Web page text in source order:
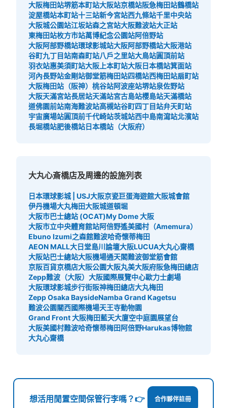
大阪メトロ御堂筋線心斎橋駅北改札内B2
Fコインロッカー⑥
从大阪メトロ御堂筋線心斎橋駅站步行分钟。
本日營業時間:11:00〜20:00
北改札内B2F 四ツ橋線・長堀鶴見緑地線の連絡通路にある
可保管的行李數
中等的:3/ ¥600小的:66/ ¥400
付款方式
現金
查看此投幣式儲物櫃的位置
大阪メトロ御堂筋線心斎橋駅北改札内コイ
ンロッカー⑥
从大阪メトロ御堂筋線心斎橋駅站步行分钟。
本日營業時間:11:00〜20:00
北改札内・B2階 四ツ橋線と長堀鶴見緑地線の連絡通路を
大阪梅田站堺筋本町站大阪站京橋站阪急梅田站鶴橋站
淀屋橋站本町站十三站新今宮站西九條站千里中央站
大阪城公園站江坂站森之宮站大阪難波站大正站
東梅田站枚方市站萬博紀念公園站阿倍野站
大阪阿部野橋站環球影城站大阪阿部野橋站大阪港站
谷町九丁目站南森町站八戶之里站大鳥站圓頂前站
羽衣站惠美須町站大阪上本町站大阪日本橋站箕面站
河內長野站金剛站御堂筋梅田站四橋站西梅田站扇町站
大阪梅田站（阪神） 桃谷站阿波座站堺站泉佐野站
大阪天滿宮站長居站天滿站宮古島站櫻島站天滿橋站
道佛園前站南海難波站高槻站谷町四丁目站弁天町站
宇宙廣場站圓頂前千代崎站茨城站西中島南瀉站北濱站
長堀橋站肥後橋站日本橋站（大阪府）
大丸心斎橋店及周邊的設施列表
日本環球影城 | USJ大阪京瓷巨蛋海遊館大阪城會館
伊丹機場大丸梅田大阪城道頓堀
大阪市巴士總站 (OCAT)My Dome 大阪
大阪市立中央體育館站阿倍野遙美國村（Amemura）
Ebuno Izumi之森館難波哈奇懷蒂梅田
AEON MALL大日堂島川論壇大阪LUCUA大丸心齋橋
大阪站巴士總站大阪機場通天閣難波御堂筋會館
京阪百貨京橋店大阪公園大阪丸美大阪府阪急梅田總店
Zepp難波（大阪） 大阪國際展覽中心歐力士劇場
大阪環球影城步行街阪神梅田總店大丸梅田
Zepp Osaka BaysideNamba Grand Kagetsu
難波公園關西國際機場天王寺動物園
Grand Front 大阪梅田藍天大廈空中庭園展望台
大阪美國村難波哈奇懷蒂梅田阿倍野Harukas博物館
大丸心齋橋
想活用閒置空間保管行李嗎？👉 合作夥伴註冊